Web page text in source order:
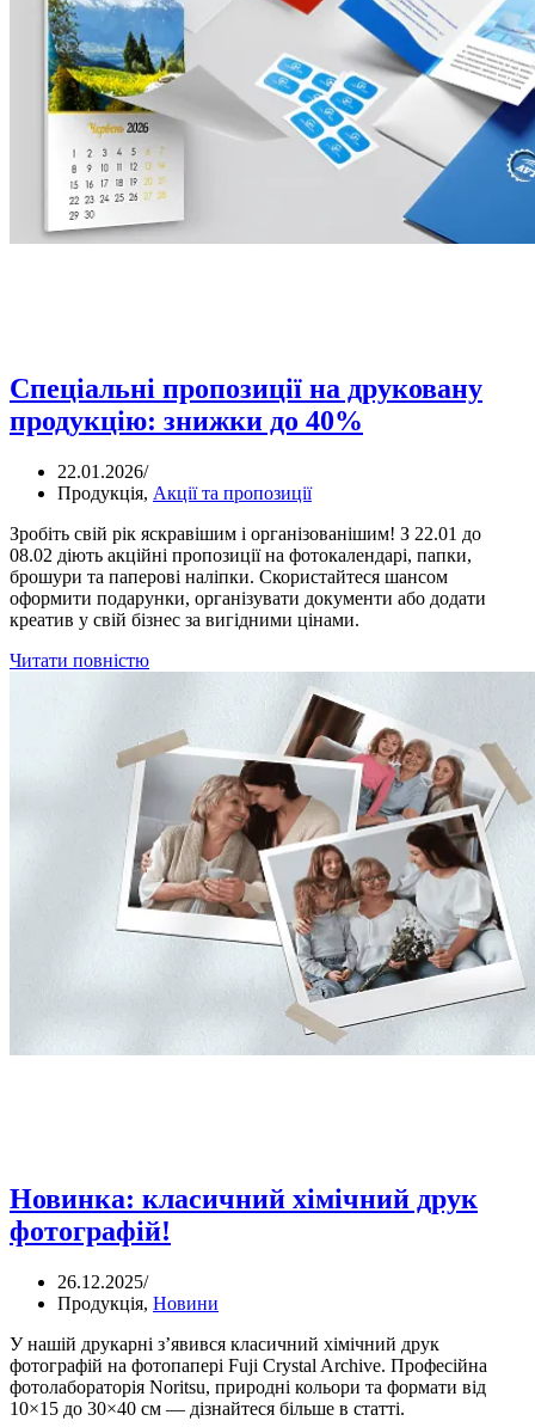
Спеціальні пропозиції на друковану
продукцію: знижки до 40%
22.01.2026/
Продукція, Акції та пропозиції
Зробіть свій рік яскравішим і організованішим! З 22.01 до
08.02 діють акційні пропозиції на фотокалендарі, папки,
брошури та паперові наліпки. Скористайтеся шансом
оформити подарунки, організувати документи або додати
креатив у свій бізнес за вигідними цінами.
Читати повністю
Новинка: класичний хімічний друк
фотографій!
26.12.2025/
Продукція, Новини
У нашій друкарні з’явився класичний хімічний друк
фотографій на фотопапері Fuji Crystal Archive. Професійна
фотолабораторія Noritsu, природні кольори та формати від
10×15 до 30×40 см — дізнайтеся більше в статті.